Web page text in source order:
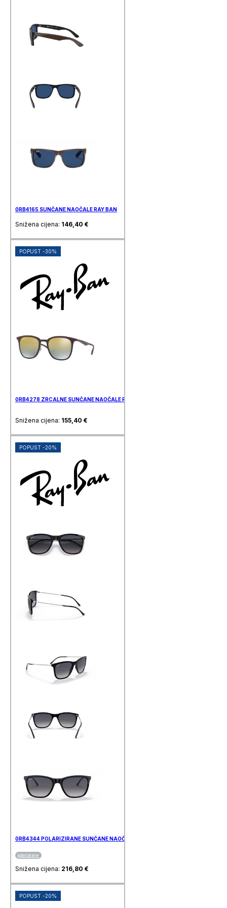
0RB4165 SUNČANE NAOČALE RAY BAN
Snižena cijena: 146,40 €
POPUST -30%
0RB4278 ZRCALNE SUNČANE NAOČALE RAY BAN
Snižena cijena: 155,40 €
POPUST -20%
0RB4344 POLARIZIRANE SUNČANE NAOČALE RAY BAN
polarizirane
Snižena cijena: 216,80 €
POPUST -20%